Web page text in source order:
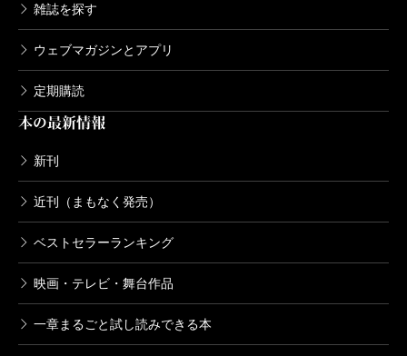
雑誌を探す
ウェブマガジンとアプリ
定期購読
本の最新情報
新刊
近刊（まもなく発売）
ベストセラーランキング
映画・テレビ・舞台作品
一章まるごと試し読みできる本